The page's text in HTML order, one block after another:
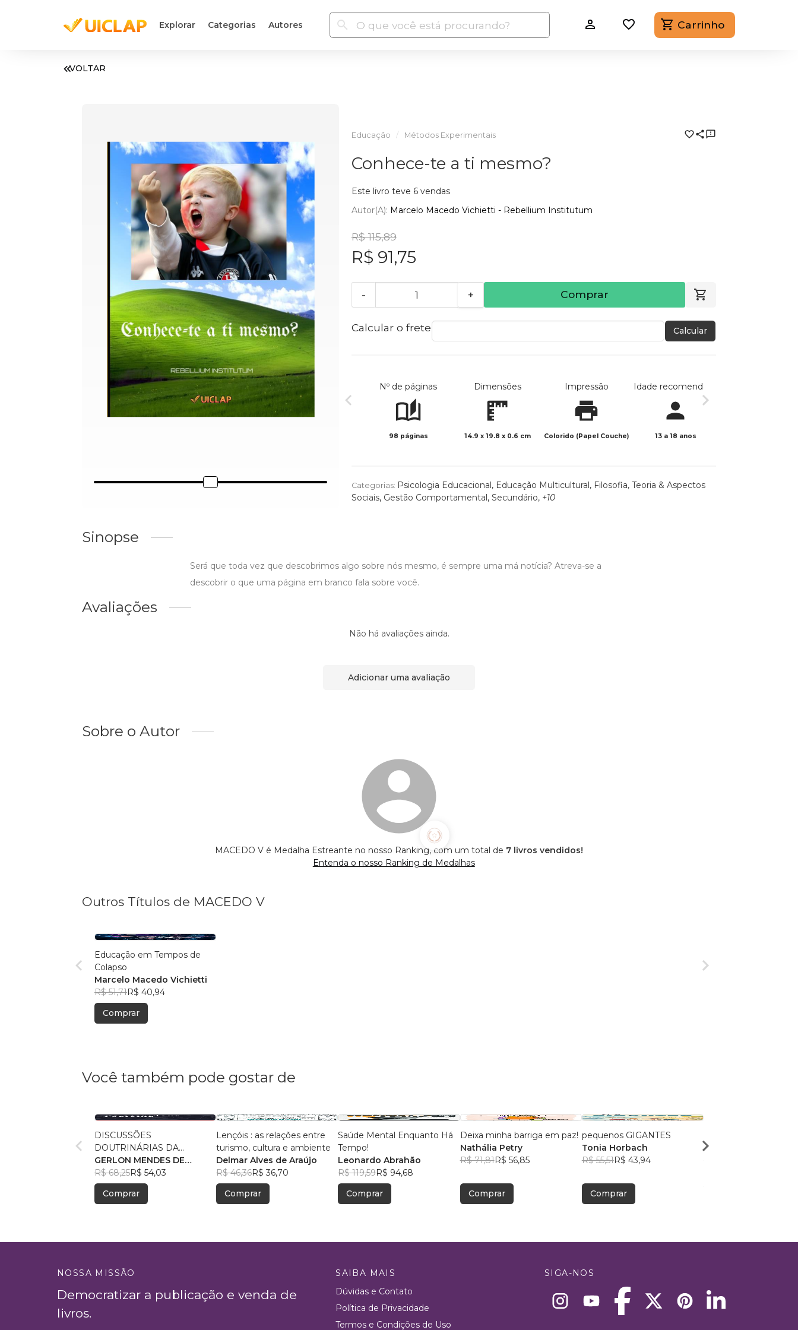
Explorar Categorias Autores Carrinho
VOLTAR
Educação Métodos Experimentais
Conhece-te a ti mesmo?
Este livro teve 6 vendas
Autor(a): Marcelo Macedo Vichietti - Rebellium Institutum
R$ 115,89
R$ 91,75
- + Comprar
Calcular o frete Calcular
Nº de páginas
98 páginas
Dimensões
14.9 x 19.8 x 0.6 cm
Impressão
Colorido (Papel Couche)
Idade recomendada
13 a 18 anos
Categorias: Psicologia Educacional, Educação Multicultural, Filosofia, Teoria & Aspectos
Sociais, Gestão Comportamental, Secundário, +10
Sinopse
Será que toda vez que descobrimos algo sobre nós mesmo, é sempre uma má notícia? Atreva-se a
descobrir o que uma página em branco fala sobre você.
Avaliações
Não há avaliações ainda.
Adicionar uma avaliação
Sobre o Autor
MACEDO V é Medalha Estreante no nosso Ranking, com um total de 7 livros vendidos!
Entenda o nosso Ranking de Medalhas
Outros Títulos de MACEDO V
Educação em Tempos de
Colapso
Marcelo Macedo Vichietti
R$ 51,71R$ 40,94
Comprar
Você também pode gostar de
DISCUSSÕES
DOUTRINÁRIAS DA
ATIVIDADE POLICIAL
GERLON MENDES DE
SOUZA
R$ 68,25R$ 54,03
Comprar
Lençóis : as relações entre
turismo, cultura e ambiente
Delmar Alves de Araújo
R$ 46,36R$ 36,70
Comprar
Saúde Mental Enquanto Há
Tempo!
Leonardo Abrahão
R$ 119,59R$ 94,68
Comprar
Deixa minha barriga em paz!
Nathália Petry
R$ 71,81R$ 56,85
Comprar
pequenos GIGANTES
Tonia Horbach
R$ 55,51R$ 43,94
Comprar
Eduarda Almeida
NOSSA MISSÃO
Democratizar a publicação e venda de
livros.
SAIBA MAIS
Dúvidas e Contato
Política de Privacidade
Termos e Condições de Uso
SIGA-NOS